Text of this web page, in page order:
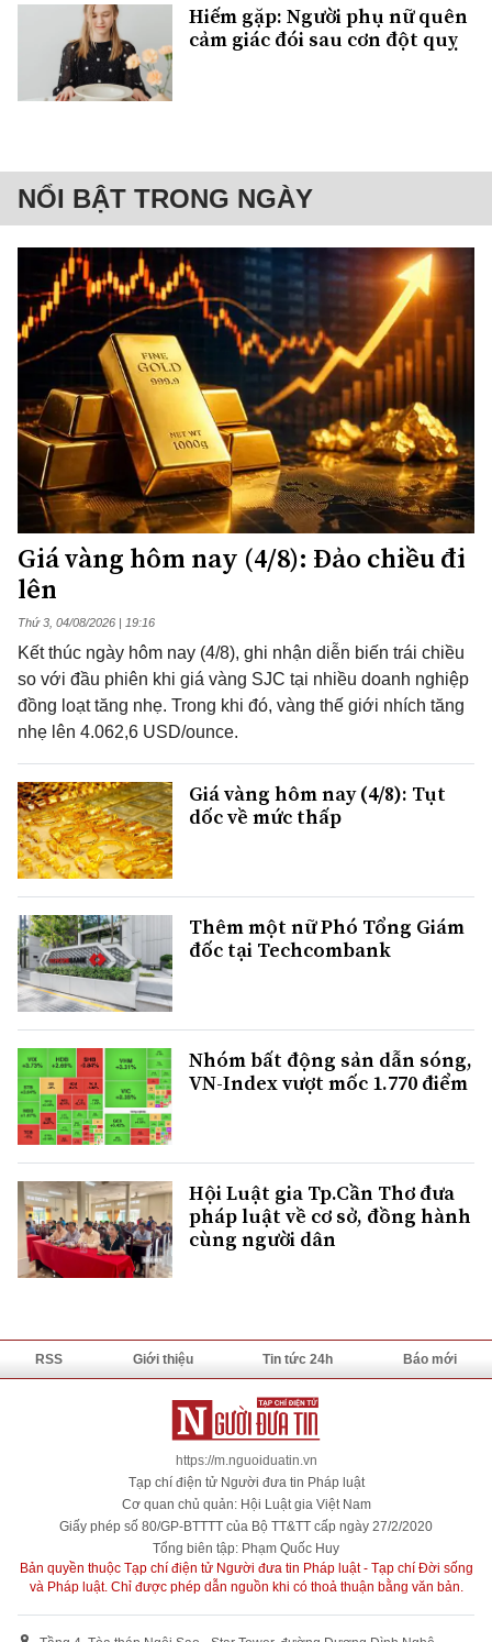
Hiếm gặp: Người phụ nữ quên
cảm giác đói sau cơn đột quỵ
NỔI BẬT TRONG NGÀY
Giá vàng hôm nay (4/8): Đảo chiều đi
lên
Thứ 3, 04/08/2026 | 19:16
Kết thúc ngày hôm nay (4/8), ghi nhận diễn biến trái chiều
so với đầu phiên khi giá vàng SJC tại nhiều doanh nghiệp
đồng loạt tăng nhẹ. Trong khi đó, vàng thế giới nhích tăng
nhẹ lên 4.062,6 USD/ounce.
Giá vàng hôm nay (4/8): Tụt
dốc về mức thấp
Thêm một nữ Phó Tổng Giám
đốc tại Techcombank
Nhóm bất động sản dẫn sóng,
VN-Index vượt mốc 1.770 điểm
Hội Luật gia Tp.Cần Thơ đưa
pháp luật về cơ sở, đồng hành
cùng người dân
RSS Giới thiệu Tin tức 24h Báo mới
https://m.nguoiduatin.vn
Tạp chí điện tử Người đưa tin Pháp luật
Cơ quan chủ quản: Hội Luật gia Việt Nam
Giấy phép số 80/GP-BTTTT của Bộ TT&TT cấp ngày 27/2/2020
Tổng biên tập: Phạm Quốc Huy
Bản quyền thuộc Tạp chí điện tử Người đưa tin Pháp luật - Tạp chí Đời sống
và Pháp luật. Chỉ được phép dẫn nguồn khi có thoả thuận bằng văn bản.